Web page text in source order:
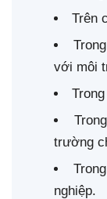
Trên
với môi
trường
nghiệp.